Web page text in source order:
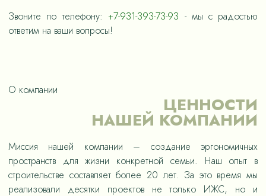
Звоните по телефону:+7-931-393-73-93 - мы с радостью
ответим на ваши вопросы!
О компании
ЦЕННОСТИ
НАШЕЙ КОМПАНИИ
Миссия нашей компании – создание эргономичных
пространств для жизни конкретной семьи. Наш опыт в
строительстве составляет более 20 лет. За это время мы
реализовали десятки проектов не только ИЖС, но и